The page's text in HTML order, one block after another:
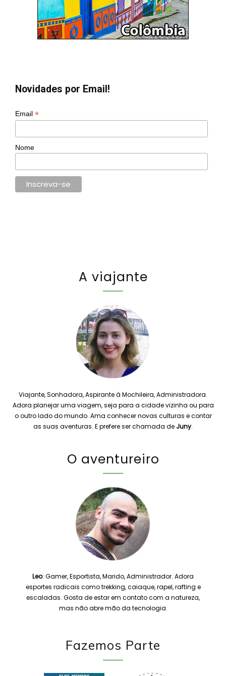
Novidades por Email!
Email *
Nome
A viajante
Viajante, Sonhadora, Aspirante à Mochileira, Administradora.
Adora planejar uma viagem, seja para a cidade vizinha ou para
o outro lado do mundo. Ama conhecer novas culturas e contar
as suas aventuras. E prefere ser chamada de Juny.
O aventureiro
Leo: Gamer, Esportista, Marido, Administrador. Adora
esportes radicais como trekking, caiaque, rapel, rafting e
escaladas. Gosta de estar em contato com a natureza,
mas não abre mão da tecnologia.
Fazemos Parte